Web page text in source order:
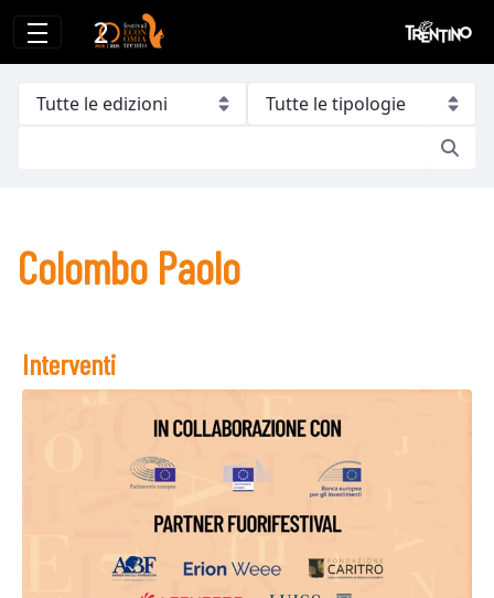
Colombo Paolo
Colombo Paolo
Interventi